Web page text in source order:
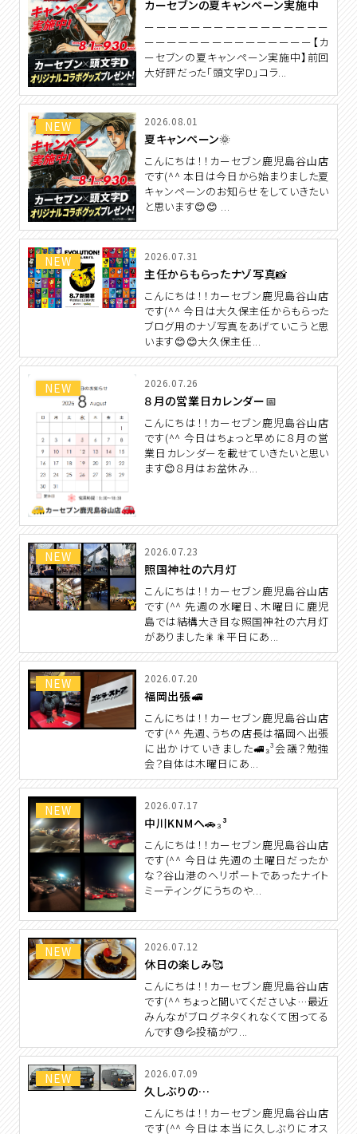
カーセブンの夏キャンペーン実施中
ーーーーーーーーーーーーーーーー
ーーーーーーーーーーーーーーー【カ
ーセブンの夏キャンペーン実施中】前回
大好評だった「頭文字D」コラ...
NEW 2026.08.01
夏キャンペーン🌞
こんにちは！！カーセブン鹿児島谷山店
です(^^ 本日は今日から始まりました夏
キャンペーンのお知らせをしていきたい
と思います😊😊 ...
NEW 2026.07.31
主任からもらったナゾ写真📸
こんにちは！！カーセブン鹿児島谷山店
です(^^ 今日は大久保主任からもらった
ブログ用のナゾ写真をあげていこうと思
います😊😊大久保主任...
NEW 2026.07.26
８月の営業日カレンダー📅
こんにちは！！カーセブン鹿児島谷山店
です(^^ 今日はちょっと早めに８月の営
業日カレンダーを載せていきたいと思い
ます😊８月はお盆休み...
NEW 2026.07.23
照国神社の六月灯
こんにちは！！カーセブン鹿児島谷山店
です(^^ 先週の水曜日、木曜日に鹿児
島では結構大き目な照国神社の六月灯
がありました🎇🎇平日にあ...
NEW 2026.07.20
福岡出張🚅
こんにちは！！カーセブン鹿児島谷山店
です(^^ 先週、うちの店長は福岡へ出張
に出かけていきました🚅₃³会議？勉強
会？自体は木曜日にあ...
NEW 2026.07.17
中川KNMへ🚗₃³
こんにちは！！カーセブン鹿児島谷山店
です(^^ 今日は先週の土曜日だったか
な？谷山港のヘリポートであったナイト
ミーティングにうちのや...
NEW 2026.07.12
休日の楽しみ🥰
こんにちは！！カーセブン鹿児島谷山店
です(^^ ちょっと聞いてくださいよ…最近
みんながブログネタくれなくて困ってる
んです😓💦投稿がワ...
NEW 2026.07.09
久しぶりの…
こんにちは！！カーセブン鹿児島谷山店
です(^^ 今日は本当に久しぶりにオス